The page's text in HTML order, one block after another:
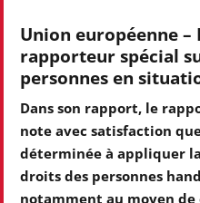
Union européenne –
rapporteur spécial
personnes en
Dans son rapport, le
note avec satisfaction
déterminée à appliquer
droits des personnes
notamment au moyen